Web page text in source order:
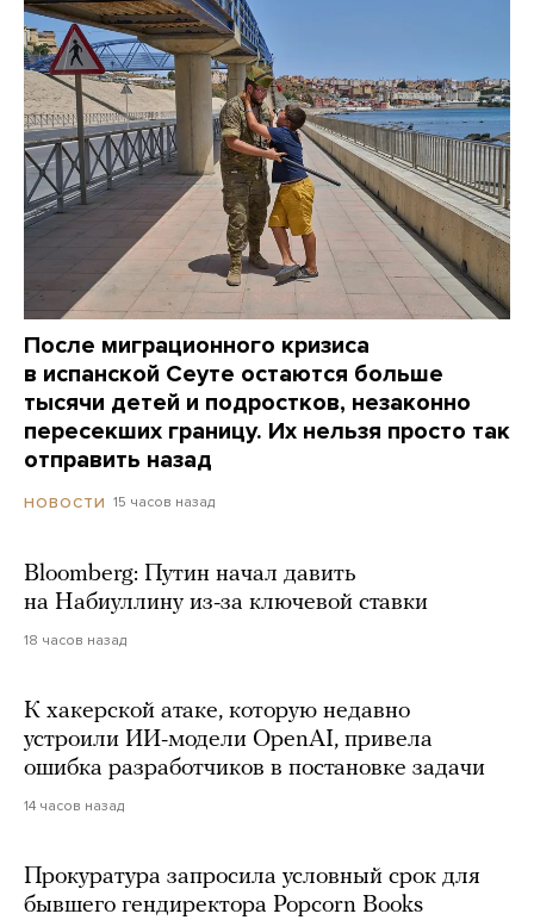
После миграционного кризиса
в испанской Сеуте остаются больше
тысячи детей и подростков, незаконно
пересекших границу. Их нельзя просто так
отправить назад
НОВОСТИ 15 часов назад
Bloomberg: Путин начал давить
на Набиуллину из-за ключевой ставки
18 часов назад
К хакерской атаке, которую недавно
устроили ИИ-модели OpenAI, привела
ошибка разработчиков в постановке задачи
14 часов назад
Прокуратура запросила условный срок для
бывшего гендиректора Popcorn Books